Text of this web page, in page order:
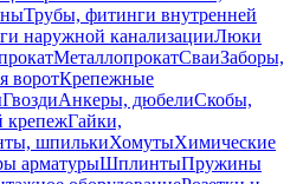
Трубы, фитинги внутренней
наружной канализацииЛюки
МеталлопрокатСваиЗаборы,
воротКрепежные
ГвоздиАнкеры, дюбелиСкобы,
крепежГайки,
шпилькиХомутыХимические
арматурыШплинтыПружины